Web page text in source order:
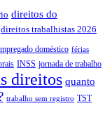
direitos do
direitos trabalhistas 2026
doméstico férias
INSS jornada de trabalho
direitos quanto
trabalho sem registro TST